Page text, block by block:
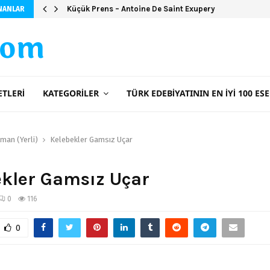
Küçük Prens – Antoine De Saint Exupery
KATEGORILER TÜRK EDEBIYATININ EN İYI 100
(Yerli) Kelebekler Gamsız Uçar
Gamsız Uçar
0 116
0